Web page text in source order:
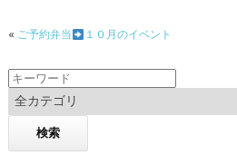
o
o
k
« ご予約弁当 １０月のイベント